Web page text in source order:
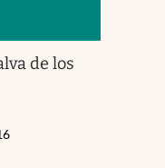
de los